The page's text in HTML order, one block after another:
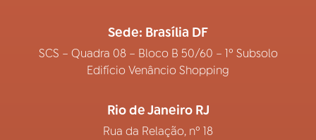
Sede: Brasília DF
SCS – Quadra 08 – Bloco B 50/60 – 1º Subsolo
Edifício Venâncio Shopping
Rio de Janeiro RJ
Rua da Relação, nº 18